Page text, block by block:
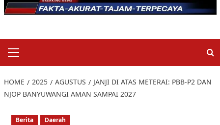
Menu
HOME 2025 AGUSTUS
JANJI DI ATAS METERAI: PBB-P2 DAN
NJOP BANYUWANGI AMAN SAMPAI 2027
Berita Daerah